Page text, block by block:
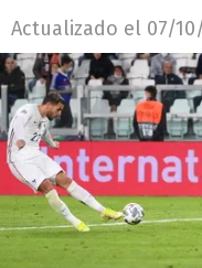
Actualizado el 07/